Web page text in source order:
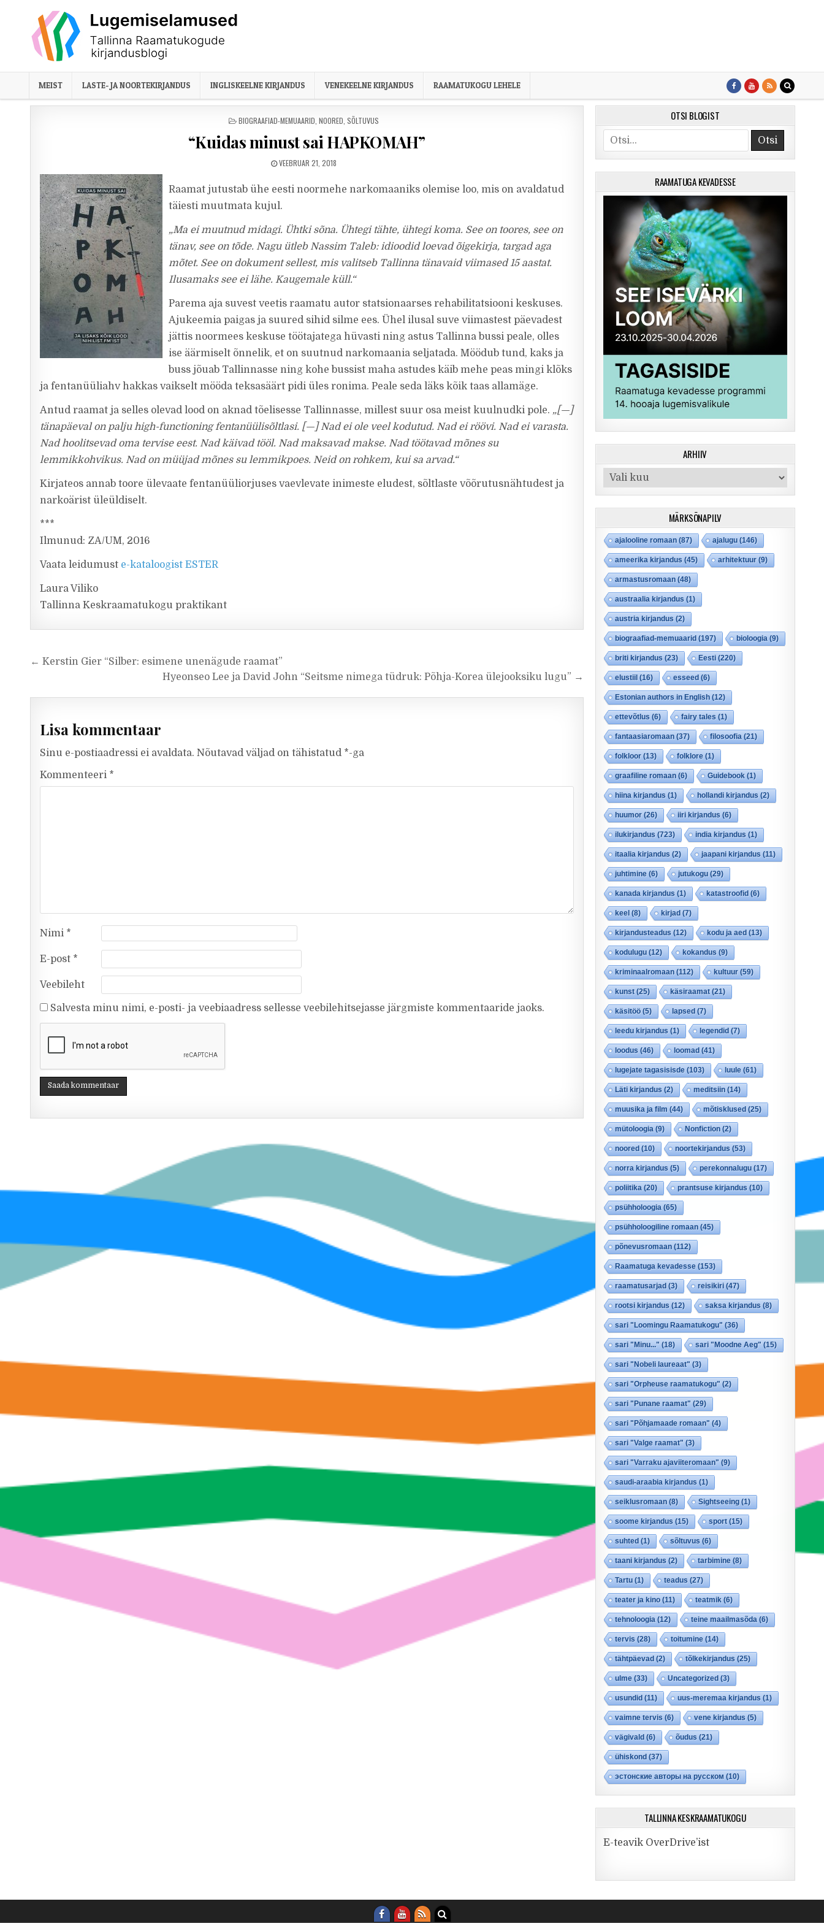
MEIST LASTE- JA NOORTEKIRJANDUS INGLISKEELNE KIRJANDUS VENEKEELNE KIRJANDUS RAAMATUKOGU LEHELE
POSTED IN
BIOGRAAFIAD-MEMUAARID NOORED SÕLTUVUS
“Kuidas minust sai HAPKOMAH”
PUBLISHED DATE:
VEEBRUAR 21, 2018
Raamat jutustab ühe eesti noormehe narkomaaniks olemise loo, mis on avaldatud
täiesti muutmata kujul.
„Ma ei muutnud midagi. Ühtki sõna. Ühtegi tähte, ühtegi koma. See on toores, see on
tänav, see on tõde. Nagu ütleb Nassim Taleb: idioodid loevad õigekirja, targad aga
mõtet. See on dokument sellest, mis valitseb Tallinna tänavaid viimased 15 aastat.
Ilusamaks see ei lähe. Kaugemale küll.“
Parema aja suvest veetis raamatu autor statsionaarses rehabilitatsiooni keskuses.
Ajukeemia paigas ja suured sihid silme ees. Ühel ilusal suve viimastest päevadest
jättis noormees keskuse töötajatega hüvasti ning astus Tallinna bussi peale, olles
ise äärmiselt õnnelik, et on suutnud narkomaania seljatada. Möödub tund, kaks ja
buss jõuab Tallinnasse ning kohe bussist maha astudes käib mehe peas mingi klõks
ja fentanüüliahv hakkas vaikselt mööda teksasäärt pidi üles ronima. Peale seda läks kõik taas allamäge.
Antud raamat ja selles olevad lood on aknad tõelisesse Tallinnasse, millest suur osa meist kuulnudki pole. „[—]
tänapäeval on palju high-functioning fentanüülisõltlasi. [—] Nad ei ole veel kodutud. Nad ei röövi. Nad ei varasta.
Nad hoolitsevad oma tervise eest. Nad käivad tööl. Nad maksavad makse. Nad töötavad mõnes su
lemmikkohvikus. Nad on müüjad mõnes su lemmikpoes. Neid on rohkem, kui sa arvad.“
Kirjateos annab toore ülevaate fentanüüliorjuses vaevlevate inimeste eludest, sõltlaste võõrutusnähtudest ja
narkoärist üleüldiselt.
***
Ilmunud: ZA/UM, 2016
Vaata leidumust e-kataloogist ESTER
Laura Viliko
Tallinna Keskraamatukogu praktikant
Navigeerimine
← Kerstin Gier “Silber: esimene unenägude raamat”
Hyeonseo Lee ja David John “Seitsme nimega tüdruk: Põhja-Korea ülejooksiku lugu” →
Lisa kommentaar
Sinu e-postiaadressi ei avaldata. Nõutavad väljad on tähistatud *-ga
Kommenteeri *
Nimi *
E-post *
Veebileht
Salvesta minu nimi, e-posti- ja veebiaadress sellesse veebilehitsejasse järgmiste kommentaaride jaoks.
OTSI BLOGIST
Search for:
RAAMATUGA KEVADESSE
ARHIIV
Arhiiv
MÄRKSÕNAPILV
ajalooline romaan(87) ajalugu(146)
ameerika kirjandus(45) arhitektuur(9)
armastusromaan(48)
austraalia kirjandus(1)
austria kirjandus(2)
biograafiad-memuaarid(197) bioloogia (9)
briti kirjandus(23) Eesti(220)
elustiil(16) esseed(6)
Estonian authors in English(12)
ettevõtlus(6) fairy tales(1)
fantaasiaromaan(37) filosoofia (21)
folkloor(13) folklore(1)
graafiline romaan(6) Guidebook(1)
hiina kirjandus(1) hollandi kirjandus(2)
huumor(26) iiri kirjandus(6)
ilukirjandus(723) india kirjandus(1)
itaalia kirjandus(2) jaapani kirjandus(11)
juhtimine(6) jutukogu(29)
kanada kirjandus(1) katastroofid(6)
keel(8) kirjad(7)
kirjandusteadus(12) kodu ja aed(13)
kodulugu(12) kokandus(9)
kriminaalromaan(112) kultuur(59)
kunst(25) käsiraamat(21)
käsitöö(5) lapsed(7)
leedu kirjandus(1) legendid(7)
loodus(46) loomad(41)
lugejate tagasisisde(103) luule(61)
Läti kirjandus(2) meditsiin(14)
muusika ja film (44) mõtisklused(25)
mütoloogia (9) Nonfiction(2)
noored(10) noortekirjandus(53)
norra kirjandus(5) perekonnalugu(17)
poliitika (20) prantsuse kirjandus(10)
psühholoogia (65)
psühholoogiline romaan(45)
põnevusromaan(112)
Raamatuga kevadesse(153)
raamatusarjad(3) reisikiri(47)
rootsi kirjandus(12) saksa kirjandus(8)
sari "Loomingu Raamatukogu"(36)
sari "Minu..."(18) sari "Moodne Aeg"(15)
sari "Nobeli laureaat"(3)
sari "Orpheuse raamatukogu"(2)
sari "Punane raamat"(29)
sari "Põhjamaade romaan"(4)
sari "Valge raamat"(3)
sari "Varraku ajaviiteromaan"(9)
saudi-araabia kirjandus(1)
seiklusromaan(8) Sightseeing(1)
soome kirjandus(15) sport(15)
suhted(1) sõltuvus(6)
taani kirjandus(2) tarbimine(8)
Tartu(1) teadus(27)
teater ja kino(11) teatmik(6)
tehnoloogia (12) teine maailmasõda (6)
tervis(28) toitumine(14)
tähtpäevad(2) tõlkekirjandus(25)
ulme(33) Uncategorized(3)
usundid(11) uus-meremaa kirjandus(1)
vaimne tervis(6) vene kirjandus(5)
vägivald(6) õudus(21)
ühiskond(37)
эстонские авторы на русском(10)
TALLINNA KESKRAAMATUKOGU
E-teavik OverDrive’ist